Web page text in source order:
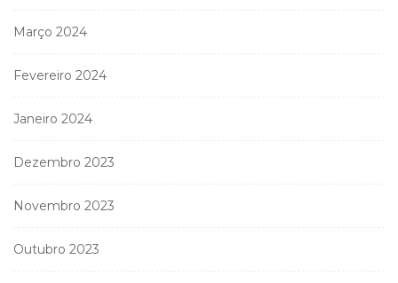
Março 2024
Fevereiro 2024
Janeiro 2024
Dezembro 2023
Novembro 2023
Outubro 2023